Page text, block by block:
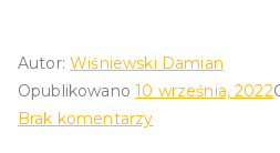
Autor:Wiśniewski Damian
Opublikowano10 września, 2022
Brak komentarzydo